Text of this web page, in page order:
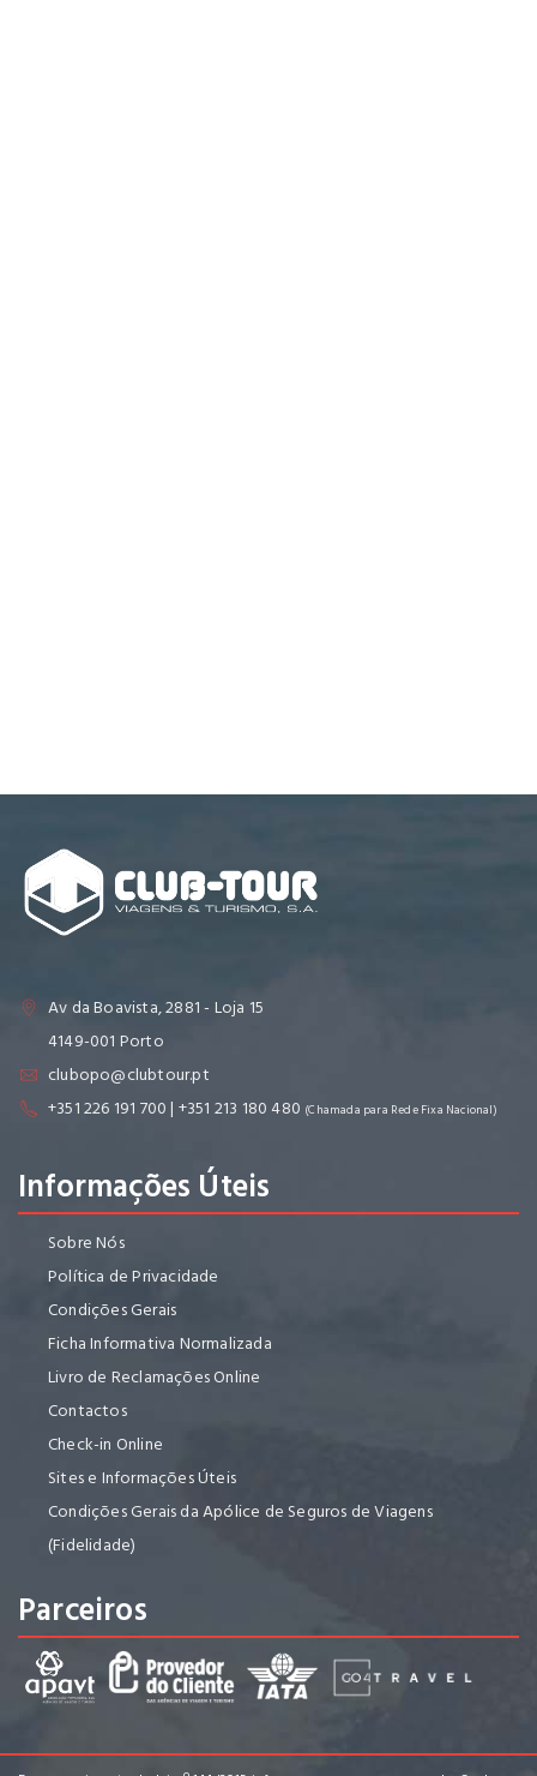
Av da Boavista, 2881 - Loja 15
4149-001 Porto
clubopo@clubtour.pt
+351 226 191 700 | +351 213 180 480 (Chamada para Rede Fixa Nacional)
Informações Úteis
Sobre Nós
Política de Privacidade
Condições Gerais
Ficha Informativa Normalizada
Livro de Reclamações Online
Contactos
Check-in Online
Sites e Informações Úteis
Condições Gerais da Apólice de Seguros de Viagens
(Fidelidade)
Parceiros